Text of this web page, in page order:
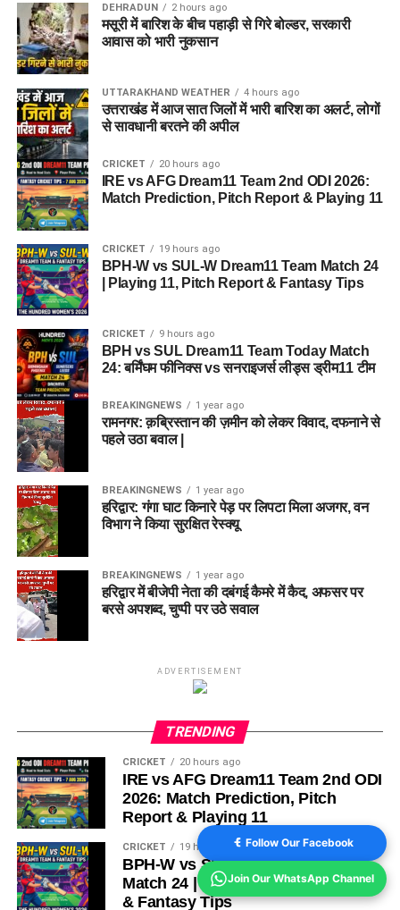
DEHRADUN 2 hours ago
मसूरी में बारिश के बीच पहाड़ी से गिरे बोल्डर, सरकारी
आवास को भारी नुकसान
UTTARAKHAND WEATHER 4 hours ago
उत्तराखंड में आज सात जिलों में भारी बारिश का अलर्ट, लोगों
से सावधानी बरतने की अपील
CRICKET 20 hours ago
IRE vs AFG Dream11 Team 2nd ODI 2026:
Match Prediction, Pitch Report & Playing 11
CRICKET 19 hours ago
BPH-W vs SUL-W Dream11 Team Match 24
| Playing 11, Pitch Report & Fantasy Tips
CRICKET 9 hours ago
BPH vs SUL Dream11 Team Today Match
24: बर्मिंघम फीनिक्स vs सनराइजर्स लीड्स ड्रीम11 टीम
BREAKINGNEWS 1 year ago
रामनगर: क़ब्रिस्तान की ज़मीन को लेकर विवाद, दफनाने से
पहले उठा बवाल |
BREAKINGNEWS 1 year ago
हरिद्वार: गंगा घाट किनारे पेड़ पर लिपटा मिला अजगर, वन
विभाग ने किया सुरक्षित रेस्क्यू
BREAKINGNEWS 1 year ago
हरिद्वार में बीजेपी नेता की दबंगई कैमरे में कैद, अफसर पर
बरसे अपशब्द, चुप्पी पर उठे सवाल
ADVERTISEMENT
TRENDING
CRICKET 20 hours ago
IRE vs AFG Dream11 Team 2nd ODI
2026: Match Prediction, Pitch
Report & Playing 11
CRICKET 19 hours ago
BPH-W vs SUL-W Dream11 Team
Match 24 | Playing 11, Pitch Report
& Fantasy Tips
Follow Our Facebook
Join Our WhatsApp Channel